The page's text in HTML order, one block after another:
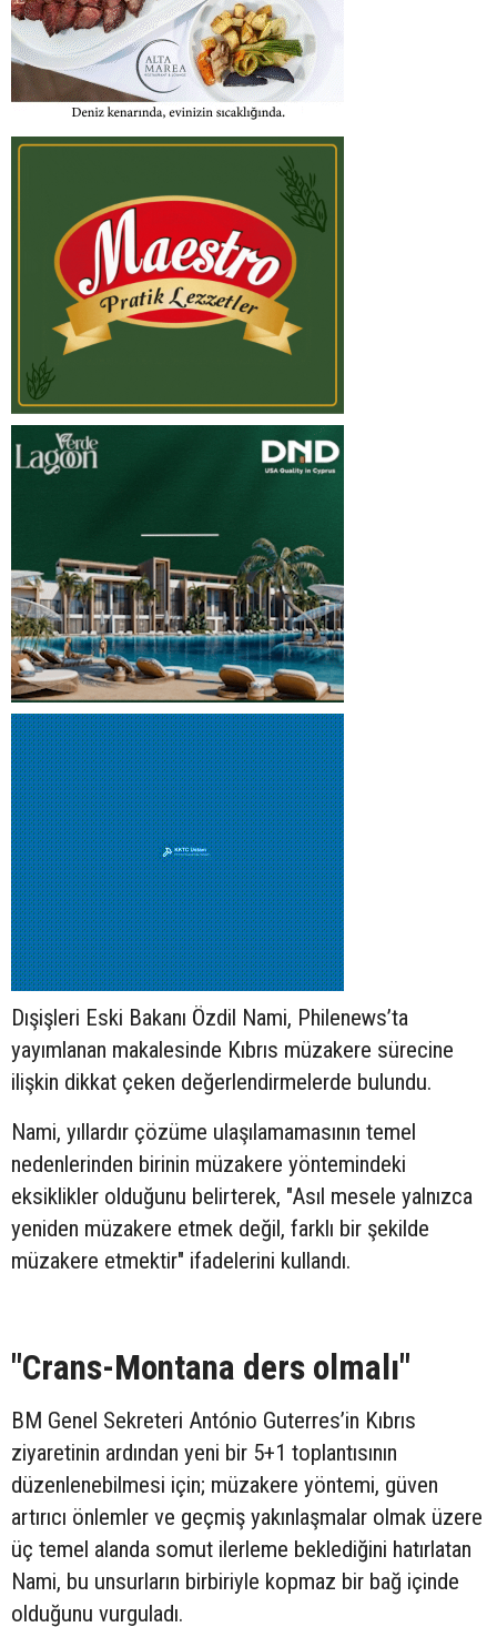
Dışişleri Eski Bakanı Özdil Nami, Philenews’ta
yayımlanan makalesinde Kıbrıs müzakere sürecine
ilişkin dikkat çeken değerlendirmelerde bulundu.
Nami, yıllardır çözüme ulaşılamamasının temel
nedenlerinden birinin müzakere yöntemindeki
eksiklikler olduğunu belirterek, "Asıl mesele yalnızca
yeniden müzakere etmek değil, farklı bir şekilde
müzakere etmektir" ifadelerini kullandı.
"Crans-Montana ders olmalı"
BM Genel Sekreteri António Guterres’in Kıbrıs
ziyaretinin ardından yeni bir 5+1 toplantısının
düzenlenebilmesi için; müzakere yöntemi, güven
artırıcı önlemler ve geçmiş yakınlaşmalar olmak üzere
üç temel alanda somut ilerleme beklediğini hatırlatan
Nami, bu unsurların birbiriyle kopmaz bir bağ içinde
olduğunu vurguladı.